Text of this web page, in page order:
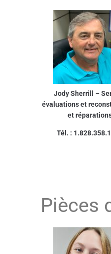
Jody Sherrill –
évaluations et
et
Tél. :
Pièces